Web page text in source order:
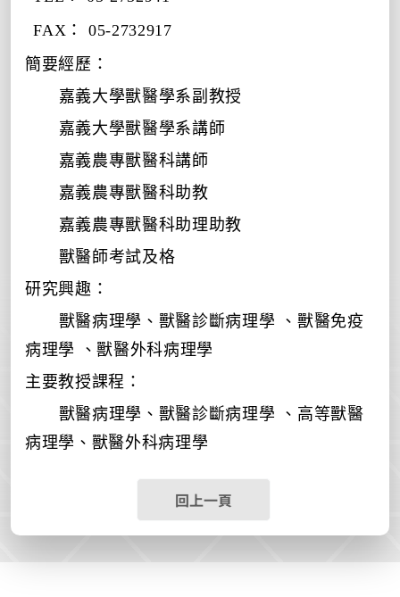
FAX ：
05-2732917
簡要經歷：
嘉義大學獸醫學系副教授
嘉義大學獸醫學系講師
嘉義農專獸醫科講師
嘉義農專獸醫科助教
嘉義農專獸醫科助理助教
獸醫師考試及格
研究興趣：
獸醫病理學、獸醫診斷病理學
、獸醫免疫
病理學
、獸醫外科病理學
主要教授課程：
獸醫病理學、獸醫診斷病理學
、高等獸醫
病理學、獸醫外科病理學
回上一頁